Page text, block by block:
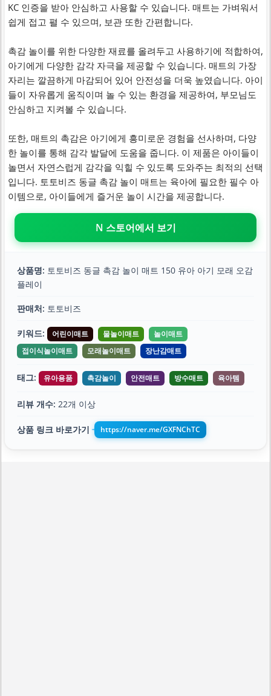
KC 인증을 받아 안심하고 사용할 수 있습니다. 매트는 가벼워서
쉽게 접고 펼 수 있으며, 보관 또한 간편합니다.
촉감 놀이를 위한 다양한 재료를 올려두고 사용하기에 적합하여,
아기에게 다양한 감각 자극을 제공할 수 있습니다. 매트의 가장
자리는 깔끔하게 마감되어 있어 안전성을 더욱 높였습니다. 아이
들이 자유롭게 움직이며 놀 수 있는 환경을 제공하여, 부모님도
안심하고 지켜볼 수 있습니다.
또한, 매트의 촉감은 아기에게 흥미로운 경험을 선사하며, 다양
한 놀이를 통해 감각 발달에 도움을 줍니다. 이 제품은 아이들이
놀면서 자연스럽게 감각을 익힐 수 있도록 도와주는 최적의 선택
입니다. 토토비즈 동글 촉감 놀이 매트는 육아에 필요한 필수 아
이템으로, 아이들에게 즐거운 놀이 시간을 제공합니다.
N 스토어에서 보기
상품명: 토토비즈 동글 촉감 놀이 매트 150 유아 아기 모래 오감
플레이
판매처: 토토비즈
키워드: 어린이매트 물놀이매트
놀이매트
접이식놀이매트
모래놀이매트 장난감매트
태그: 유아용품 촉감놀이 안전매트 방수매트 육아템
리뷰 개수: 22개 이상
상품 링크 바로가기 ➔ https://naver.me/GXFNChTC